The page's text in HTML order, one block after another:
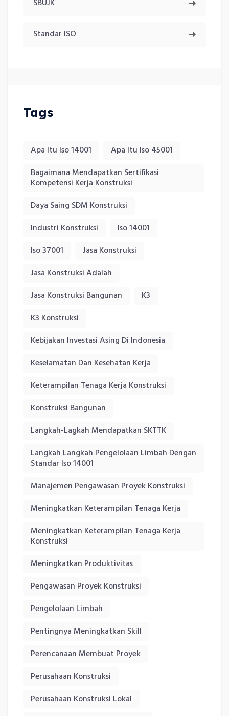
SBUJK
Standar ISO
Tags
Apa Itu Iso 14001
Apa Itu Iso 45001
Bagaimana Mendapatkan Sertifikasi
Kompetensi Kerja Konstruksi
Daya Saing SDM Konstruksi
Industri Konstruksi
Iso 14001
Iso 37001
Jasa Konstruksi
Jasa Konstruksi Adalah
Jasa Konstruksi Bangunan
K3
K3 Konstruksi
Kebijakan Investasi Asing Di Indonesia
Keselamatan Dan Kesehatan Kerja
Keterampilan Tenaga Kerja Konstruksi
Konstruksi Bangunan
Langkah-Lagkah Mendapatkan SKTTK
Langkah Langkah Pengelolaan Limbah Dengan
Standar Iso 14001
Manajemen Pengawasan Proyek Konstruksi
Meningkatkan Keterampilan Tenaga Kerja
Meningkatkan Keterampilan Tenaga Kerja
Konstruksi
Meningkatkan Produktivitas
Pengawasan Proyek Konstruksi
Pengelolaan Limbah
Pentingnya Meningkatkan Skill
Perencanaan Membuat Proyek
Perusahaan Konstruksi
Perusahaan Konstruksi Lokal